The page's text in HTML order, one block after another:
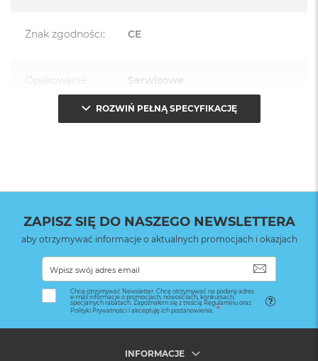
Znak zgodności: CE
Opakowanie
(pudełko):
Serwisowe
ROZWIŃ PEŁNĄ SPECYFIKACJĘ
ZAPISZ SIĘ DO NASZEGO NEWSLETTERA
aby otrzymywać informacje o aktualnych promocjach i okazjach
Chcę otrzymywać Newsletter. Chcę otrzymywać na podany adres
e-mail informacje o promocjach, nowościach, konkursach,
specjalnych rabatach. Zapoznałem się z treścią Regulaminu oraz
Polityki Prywatności i akceptuję ich postanowienia.
INFORMACJE